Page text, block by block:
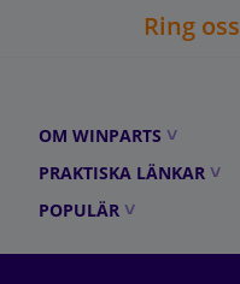
Ring oss
OM WINPARTS
PRAKTISKA LÄNKAR
POPULÄR